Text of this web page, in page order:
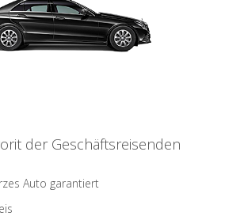
der Geschäftsreisenden
Auto garantiert